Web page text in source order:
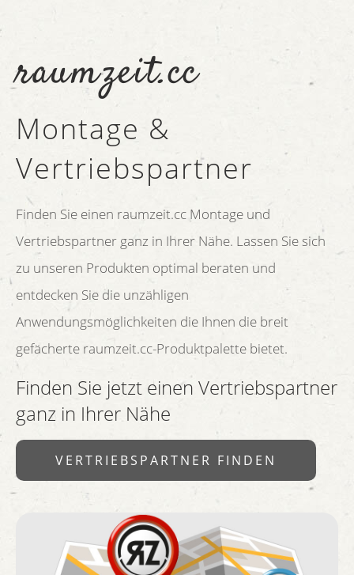
raumzeit.cc
Montage &
Vertriebspartner
Finden Sie einen raumzeit.cc Montage und
Vertriebspartner ganz in Ihrer Nähe. Lassen Sie sich
zu unseren Produkten optimal beraten und
entdecken Sie die unzähligen
Anwendungsmöglichkeiten die Ihnen die breit
gefächerte raumzeit.cc-Produktpalette bietet.
Finden Sie jetzt einen Vertriebspartner
ganz in Ihrer Nähe
VERTRIEBSPARTNER FINDEN